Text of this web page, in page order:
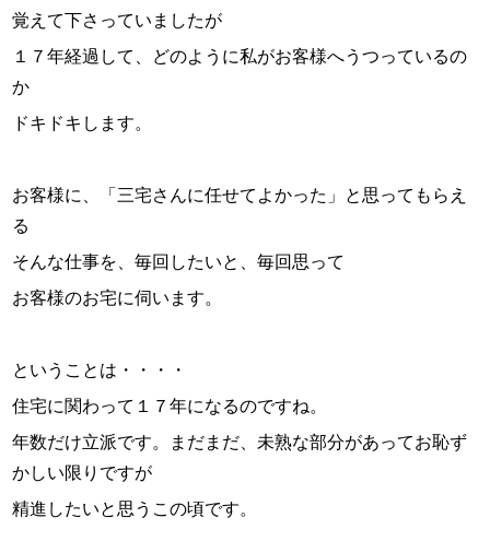
覚えて下さっていましたが
１７年経過して、どのように私がお客様へうつっているの
か
ドキドキします。
お客様に、「三宅さんに任せてよかった」と思ってもらえ
る
そんな仕事を、毎回したいと、毎回思って
お客様のお宅に伺います。
ということは・・・・
住宅に関わって１７年になるのですね。
年数だけ立派です。まだまだ、未熟な部分があってお恥ず
かしい限りですが
精進したいと思うこの頃です。